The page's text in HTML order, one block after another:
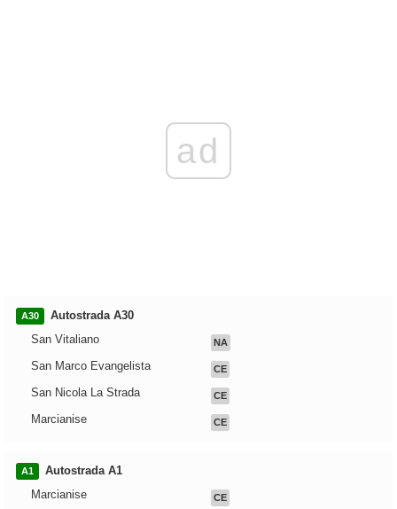
ad
A30
Autostrada A30
San Vitaliano
NA
San Marco Evangelista CE
San Nicola La Strada CE
Marcianise CE
A1
Autostrada A1
Marcianise
CE